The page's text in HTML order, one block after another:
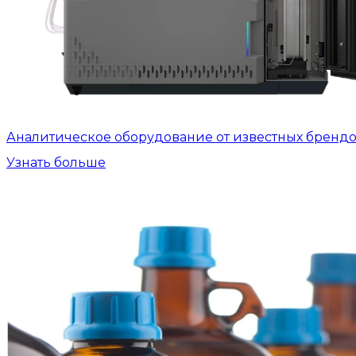
Аналитическое оборудование от известных
Узнать больше